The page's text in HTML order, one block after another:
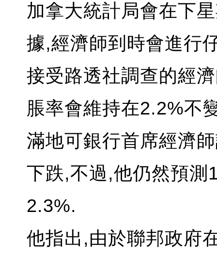
加拿大統計局會在下
據,經濟師到時會進行
接受路透社調查的經
脹率會維持在2.2%不
滿地可銀行首席經濟
下跌,不過,他仍然預測
2.3%.
他指出,由於聯邦政府